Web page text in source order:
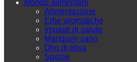
Mondo alimentare
Alimentazione
Erbe aromatiche
Impasti di salute
Mangiare sano
Olio di oliva
Spezie